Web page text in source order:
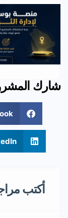
شارك
أكتب